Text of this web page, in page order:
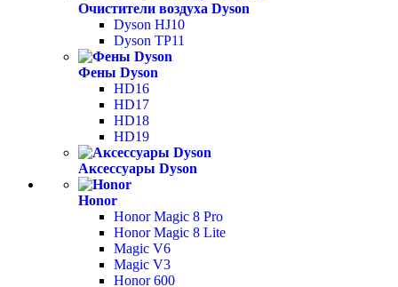
Очистители воздуха Dyson
Dyson HJ10
Dyson TP11
Фены Dyson
HD16
HD17
HD18
HD19
Аксессуары Dyson
Honor
Honor Magic 8 Pro
Honor Magic 8 Lite
Magic V6
Magic V3
Honor 600